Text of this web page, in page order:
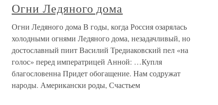
Огни Ледяного дома
Огни Ледяного дома В годы, когда Россия озарялась
холодными огнями Ледяного дома, незадачливый, но
достославный пиит Василий Тредиаковский пел «на
голос» перед императрицей Анной: …Купля
благословенна Придет обогащение. Нам содружат
народы. Американски роды, Счастьем